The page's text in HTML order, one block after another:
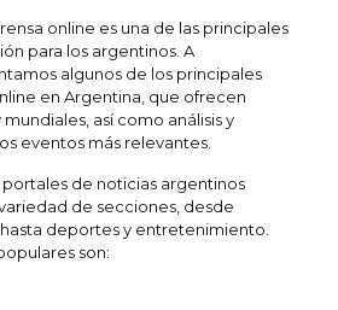
online es una de las principales
para los argentinos. A
algunos de los principales
en Argentina, que ofrecen
así como análisis y
eventos más relevantes.
de noticias argentinos
de secciones, desde
deportes y entretenimiento.
son: